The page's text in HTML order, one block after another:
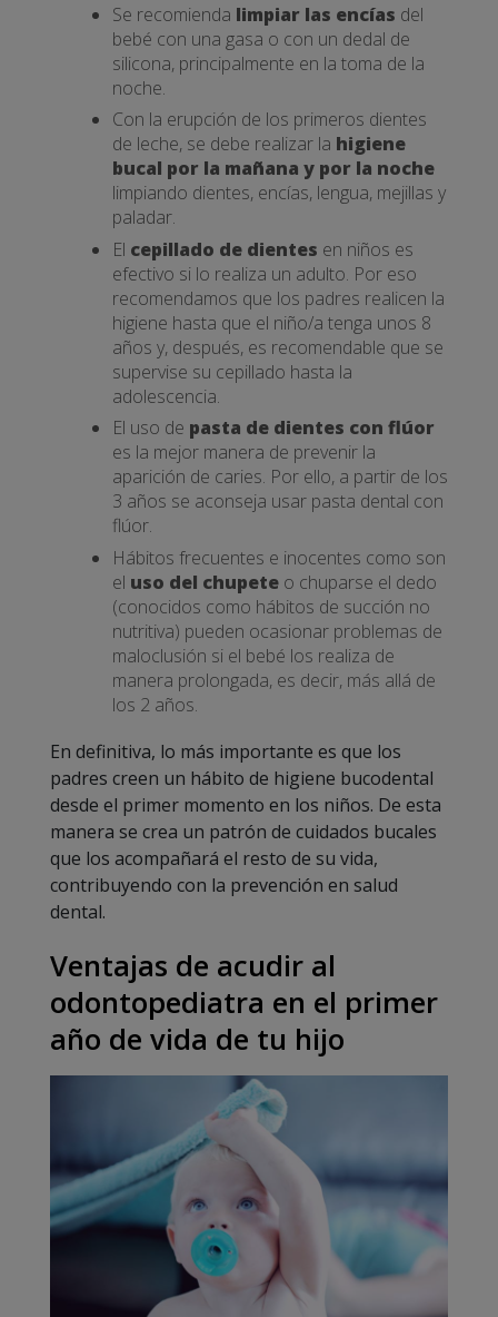
Se recomienda limpiar las encías del
bebé con una gasa o con un dedal de
silicona, principalmente en la toma de la
noche.
Con la erupción de los primeros dientes
de leche, se debe realizar la higiene
bucal por la mañana y por la noche
limpiando dientes, encías, lengua, mejillas y
paladar.
El cepillado de dientes en niños es
efectivo si lo realiza un adulto. Por eso
recomendamos que los padres realicen la
higiene hasta que el niño/a tenga unos 8
años y, después, es recomendable que se
supervise su cepillado hasta la
adolescencia.
El uso de pasta de dientes con flúor
es la mejor manera de prevenir la
aparición de caries. Por ello, a partir de los
3 años se aconseja usar pasta dental con
flúor.
Hábitos frecuentes e inocentes como son
el uso del chupete o chuparse el dedo
(conocidos como hábitos de succión no
nutritiva) pueden ocasionar problemas de
maloclusión si el bebé los realiza de
manera prolongada, es decir, más allá de
los 2 años.
En definitiva, lo más importante es que los
padres creen un hábito de higiene bucodental
desde el primer momento en los niños. De esta
manera se crea un patrón de cuidados bucales
que los acompañará el resto de su vida,
contribuyendo con la prevención en salud
dental.
Ventajas de acudir al
odontopediatra en el primer
año de vida de tu hijo